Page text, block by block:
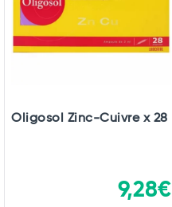
Oligosol Zinc-Cuivre x 28
9,28€